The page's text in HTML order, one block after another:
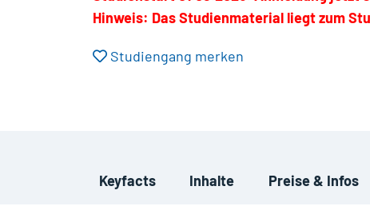
Hinweis: Das Studienmaterial liegt zum
Studiengang merken
Keyfacts Inhalte Preise & Infos